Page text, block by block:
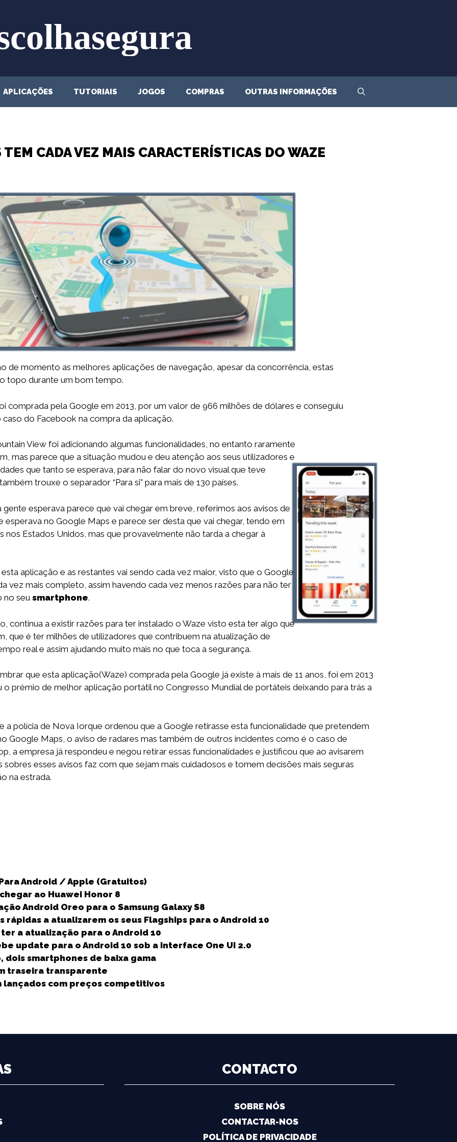
APLICAÇÕES TUTORIAIS JOGOS COMPRAS OUTRAS INFORMAÇÕES
CADA VEZ MAIS CARACTERÍSTICAS DO WAZE
de momento as melhores aplicações de navegação, apesar da concorrência, estas
topo durante um bom tempo.
comprada pela Google em 2013, por um valor de 966 milhões de dólares e conseguiu
do Facebook na compra da aplicação.
View foi adicionando algumas funcionalidades, no entanto raramente
mas parece que a situação mudou e deu atenção aos seus utilizadores e
que tanto se esperava, para não falar do novo visual que teve
trouxe o separador “Para si” para mais de 130 países.
esperava parece que vai chegar em breve, referimos aos avisos de
esperava no Google Maps e parece ser desta que vai chegar, tendo em
Estados Unidos, mas que provavelmente não tarda a chegar à
aplicação e as restantes vai sendo cada vez maior, visto que o Google
vez mais completo, assim havendo cada vez menos razões para não ter
no seu smartphone.
continua a existir razões para ter instalado o Waze visto esta ter algo que
que é ter milhões de utilizadores que contribuem na atualização de
real e assim ajudando muito mais no que toca a segurança.
que esta aplicação(Waze) comprada pela Google já existe à mais de 11 anos, foi em 2013
o prémio de melhor aplicação portátil no Congresso Mundial de portáteis deixando para trás a
a polícia de Nova Iorque ordenou que a Google retirasse esta funcionalidade que pretendem
Google Maps, o aviso de radares mas também de outros incidentes como é o caso de
a empresa já respondeu e negou retirar essas funcionalidades e justificou que ao avisarem
esses avisos faz com que sejam mais cuidadosos e tomem decisões mais seguras
na estrada.
Android / Apple (Gratuitos)
ao Huawei Honor 8
Android Oreo para o Samsung Galaxy S8
rápidas a atualizarem os seus Flagships para o Android 10
a atualização para o Android 10
update para o Android 10 sob a interface One UI 2.0
dois smartphones de baixa gama
traseira transparente
lançados com preços competitivos
CONTACTO
SOBRE NÓS
CONTACTAR-NOS
POLÍTICA DE PRIVACIDADE